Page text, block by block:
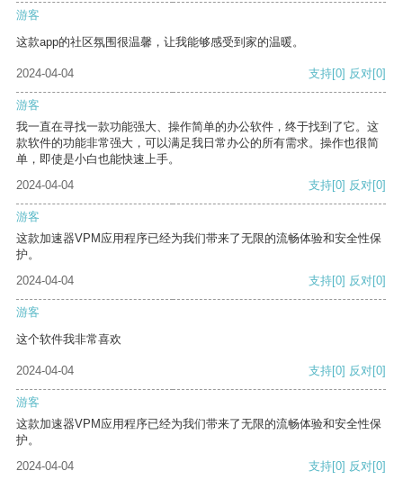
游客
这款app的社区氛围很温馨，让我能够感受到家的温暖。
2024-04-04 支持[0] 反对[0]
游客
我一直在寻找一款功能强大、操作简单的办公软件，终于找到了它。这
款软件的功能非常强大，可以满足我日常办公的所有需求。操作也很简
单，即使是小白也能快速上手。
2024-04-04
支持[0] 反对[0]
游客
这款加速器VPM应用程序已经为我们带来了无限的流畅体验和安全性保
护。
2024-04-04
支持[0] 反对[0]
游客
这个软件我非常喜欢
2024-04-04 支持[0] 反对[0]
游客
这款加速器VPM应用程序已经为我们带来了无限的流畅体验和安全性保
护。
2024-04-04
支持[0] 反对[0]